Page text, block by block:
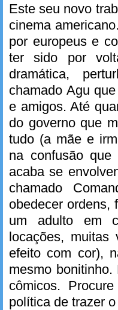
Este seu novo
cinema
por europeus e
ter sido por
dramática,
chamado Agu
e amigos. Até
do governo que
tudo (a mãe e
na confusão
acaba se
chamado
obedecer ordens,
um adulto em
locações, muitas
efeito com cor),
mesmo
cômicos.
política de trazer